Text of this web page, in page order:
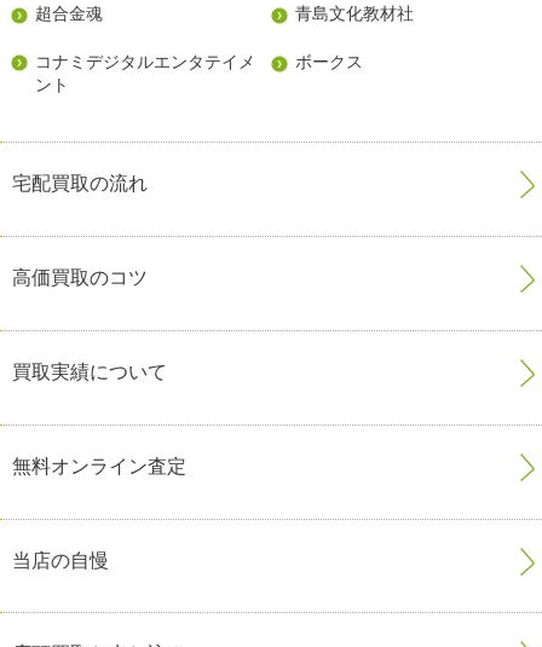
超合金魂 青島文化教材社
コナミデジタルエンタテイメ
ント
ボークス
宅配買取の流れ
高価買取のコツ
買取実績について
無料オンライン査定
当店の自慢